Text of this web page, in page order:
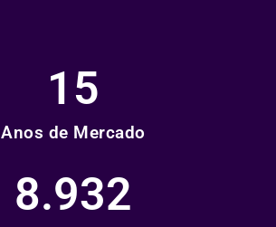
Anos de Mercado
15
8.932